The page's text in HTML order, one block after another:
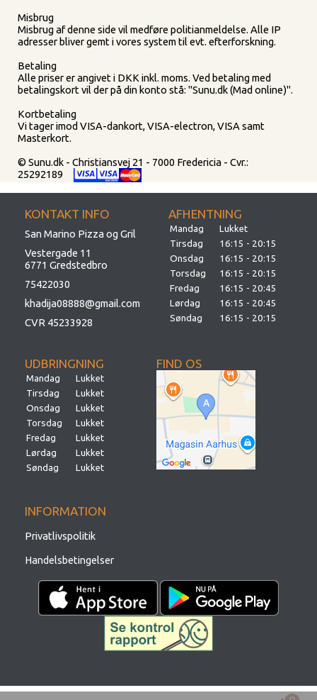
Misbrug
Misbrug af denne side vil medføre politianmeldelse. Alle IP
adresser bliver gemt i vores system til evt. efterforskning.
Betaling
Alle priser er angivet i DKK inkl. moms. Ved betaling med
betalingskort vil der på din konto stå: "Sunu.dk (Mad online)".
Kortbetaling
Vi tager imod VISA-dankort, VISA-electron, VISA samt
Masterkort.
© Sunu.dk - Christiansvej 21 - 7000 Fredericia - Cvr.:
25292189
KONTAKT INFO
San Marino Pizza og Gril
Vestergade 11
6771 Gredstedbro
75422030
khadija08888@gmail.com
CVR 45233928
AFHENTNING
Mandag
Lukket
Tirsdag
16:15 - 20:15
Onsdag
16:15 - 20:15
Torsdag
16:15 - 20:15
Fredag
16:15 - 20:45
Lørdag
16:15 - 20:45
Søndag
16:15 - 20:15
UDBRINGNING
Mandag
Lukket
Tirsdag
Lukket
Onsdag
Lukket
Torsdag
Lukket
Fredag
Lukket
Lørdag
Lukket
Søndag
Lukket
FIND OS
INFORMATION
Privatlivspolitik
Handelsbetingelser